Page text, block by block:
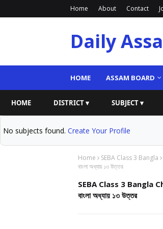
Home About Contact
Daily
HOME ASSAM BOARD
HOME DISTRICT ▾ SUBJECT ▾
No subjects found. Create Your Profile
Home SEBA Class 3 Bangla
বাংলা অধ্যায় ১৩ উত্তর
SEBA Class 3 Bangla
বাংলা অধ্যায় ১৩ উত্তর